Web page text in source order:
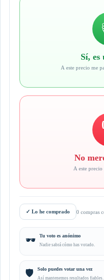
Sí, es
A este precio me
No
A este precio
✓ Lo he comprado 0 compras
🕶️ Tu voto es anónimo
Nadie sabrá cómo has votado.
🛡️ Solo puedes votar una vez
Así mantenemos resultados fiables.